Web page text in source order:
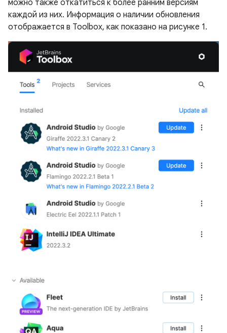
можно также откатиться к более ранним версиям
каждой из них. Информация о наличии обновления
отображается в Toolbox, как показано на рисунке 1.